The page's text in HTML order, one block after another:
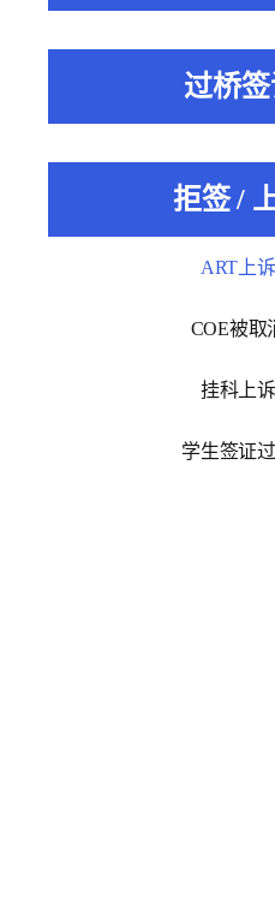
过桥
拒签 /
ART上诉
COE被取
挂科上诉
学生签证